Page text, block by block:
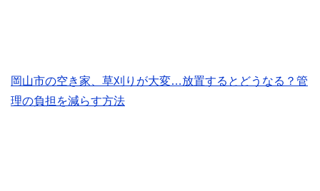
岡山市の空き家、草刈りが大変…放置するとどうなる？管
理の負担を減らす方法